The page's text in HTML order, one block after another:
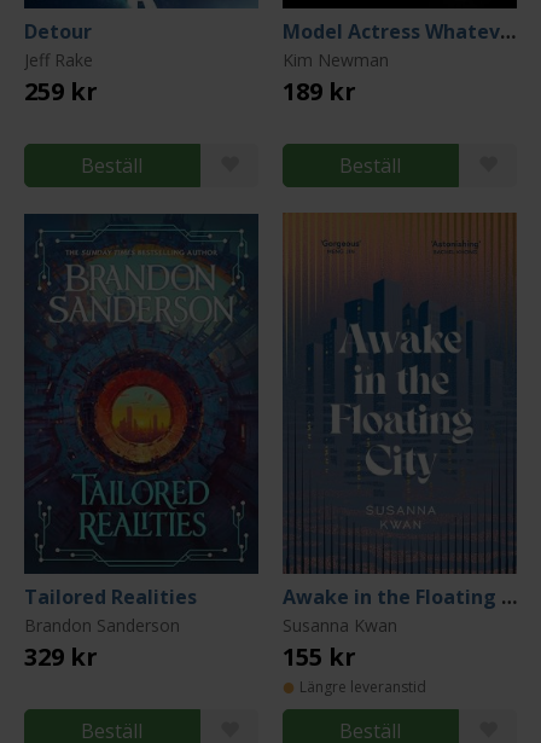
Detour
Jeff Rake
259 kr
Beställ
Model Actress Whatever
Kim Newman
189 kr
Beställ
Tailored Realities
Brandon Sanderson
329 kr
Beställ
Awake in the Floating City
Susanna Kwan
155 kr
Längre leveranstid
Beställ